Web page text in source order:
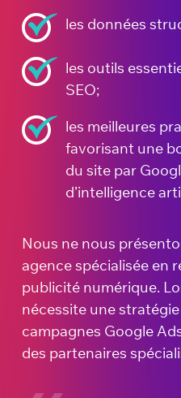
les données
les outils
SEO;
les meilleures
favorisant une
du site par
d’intelligence
Nous ne nous
agence spécialisée en
publicité numérique.
nécessite une
campagnes Google
des partenaires